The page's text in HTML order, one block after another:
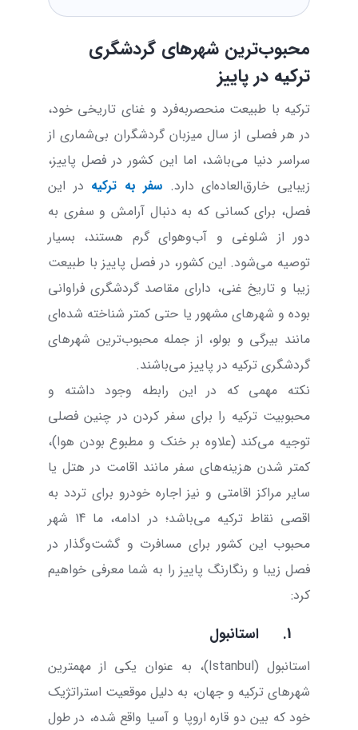
محبوب‌ترین شهرهای گردشگری
ترکیه در پاییز
ترکیه با طبیعت منحصر‌به‌فرد و غنای تاریخی خود،
در هر فصلی از سال میزبان گردشگران بی‌شماری از
سراسر دنیا می‌باشد، اما این کشور در فصل پاییز،
زیبایی خارق‌العاده‌ای دارد. سفر به ترکیه در این
فصل، برای کسانی که به دنبال آرامش و سفری به
دور از شلوغی و آب‌و‌هوای گرم هستند، بسیار
توصیه می‌شود. این کشور، در فصل پاییز با طبیعت
زیبا و تاریخ غنی، دارای مقاصد گردشگری فراوانی
بوده و شهرهای مشهور یا حتی کمتر شناخته شده‌ای
مانند بیرگی و بولو، از جمله محبوب‌ترین شهرهای
گردشگری ترکیه در پاییز می‌باشند.
نکته مهمی که در این رابطه وجود داشته و
محبوبیت ترکیه را برای سفر کردن در چنین فصلی
توجیه می‌کند (علاوه بر خنک و مطبوع بودن هوا)،
کمتر شدن هزینه‌های سفر مانند اقامت در هتل یا
سایر مراکز اقامتی و نیز اجاره خودرو برای تردد به
اقصی نقاط ترکیه می‌باشد؛ در ادامه، ما 14 شهر
محبوب این کشور برای مسافرت و گشت‌و‌گذار در
فصل زیبا و رنگارنگ پاییز را به شما معرفی خواهیم
کرد:
1. استانبول
استانبول (Istanbul)، به عنوان یکی از مهمترین
شهرهای ترکیه و جهان، به دلیل موقعیت استراتژیک
خود که بین دو قاره اروپا و آسیا واقع شده، در طول